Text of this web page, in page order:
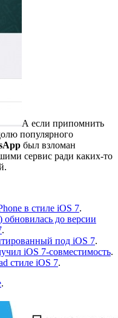
А если припомнить
популярного
был взломан
сервис ради каких-то
в стиле iOS 7.
до версии
.
под iOS 7.
iOS 7-совместимость.
стиле iOS 7.
.